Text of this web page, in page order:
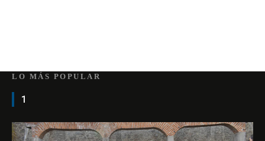
LO MÁS POPULAR
1